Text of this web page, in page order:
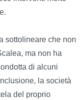
sottolineare che non
ma non ha
di alcuni
la società
del proprio